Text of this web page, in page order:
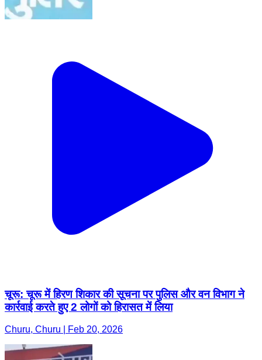
चूरू: चूरू में हिरण शिकार की सूचना पर पुलिस और वन विभाग ने
कार्रवाई करते हुए 2 लोगों को हिरासत में लिया
Churu, Churu | Feb 20, 2026